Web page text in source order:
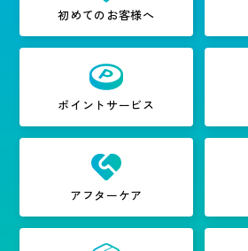
初めてのお客様へ
ポイントサービス
アフターケア